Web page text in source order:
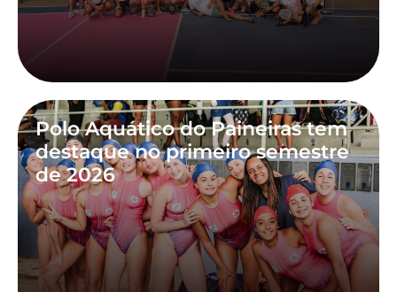
Polo Aquático do Paineiras tem
destaque no primeiro semestre
de 2026